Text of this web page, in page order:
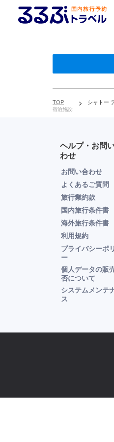
TOP
宿泊施設:
> シャトー
ヘルプ・お問
わせ
お問い合わせ
よくあるご質問
旅行業約款
国内旅行条件書
海外旅行条件書
利用規約
プライバシーポ
ー
個人データの販
否について
システムメンテ
ス